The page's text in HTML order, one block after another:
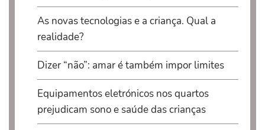
As novas tecnologias e a criança. Qual a
realidade?
Dizer “não”: amar é também impor limites
Equipamentos eletrónicos nos quartos
prejudicam sono e saúde das crianças